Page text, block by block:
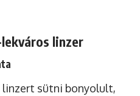
linzer
linzert sütni bonyolult,